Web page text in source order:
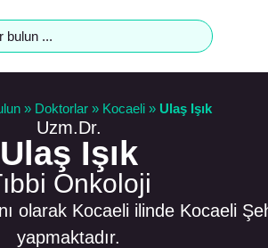
» Doktorlar » Kocaeli » Ulaş Işık
Uzm.Dr.
Ulaş Işık
Onkoloji
olarak Kocaeli ilinde Kocaeli
yapmaktadır.